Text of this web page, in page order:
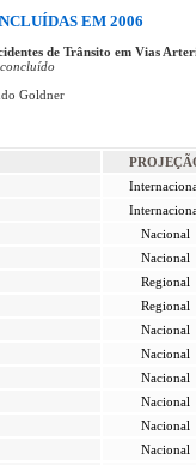
EM 2006
de Trânsito em Vias
Goldner
Nacional
Nacional
Regional
Regional
Nacional
Nacional
Nacional
Nacional
Nacional
Nacional